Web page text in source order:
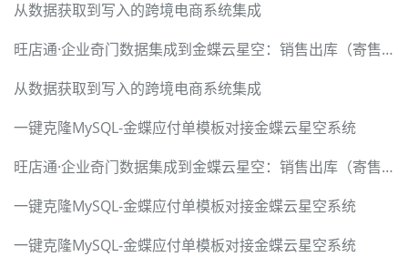
从数据获取到写入的跨境电商系统集成
旺店通·企业奇门数据集成到金蝶云星空：销售出库（寄售业务）案例分享
从数据获取到写入的跨境电商系统集成
一键克隆MySQL-金蝶应付单模板对接金蝶云星空系统
旺店通·企业奇门数据集成到金蝶云星空：销售出库（寄售业务）案例分享
一键克隆MySQL-金蝶应付单模板对接金蝶云星空系统
一键克隆MySQL-金蝶应付单模板对接金蝶云星空系统